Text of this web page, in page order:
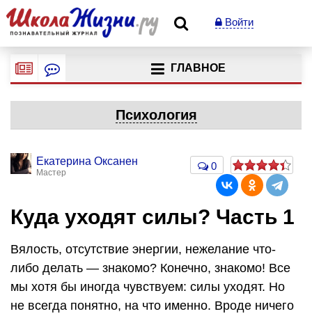
Войти
ГЛАВНОЕ
Психология
Екатерина Оксанен
Мастер
0
Куда уходят силы? Часть 1
Вялость, отсутствие энергии, нежелание что-
либо делать — знакомо? Конечно, знакомо! Все
мы хотя бы иногда чувствуем: силы уходят. Но
не всегда понятно, на что именно. Вроде ничего